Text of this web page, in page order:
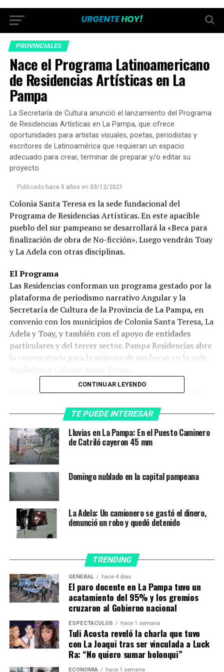
PROVINCIALES
Nace el Programa Latinoamericano
de Residencias Artísticas en La
Pampa
La Secretaría de Cultura anunció el lanzamiento del Programa
de Residencias Artísticas en La Pampa, que ofrece
oportunidades para artistas visuales, poetas, periodistas y
escritores de Latinoamérica que requieran un espacio
adecuado para crear, terminar de preparar y/o editar su
proyecto.
Publicado hace 5 años en 03/12/2021
Colonia Santa Teresa es la sede fundacional del
Programa de Residencias Artísticas. En este apacible
pueblo del sur pampeano se desarrollará la «Beca para
finalización de obra de No-ficción». Luego vendrán Toay
y La Adela con otras disciplinas.
El Programa
Las Residencias conforman un programa gestado por la
plataforma de periodismo narrativo Angular y la
Secretaría de Cultura de la Provincia de La Pampa, en
convenio con los municipios de Colonia Santa Teresa, La
Adela y Toay, y también con el apoyo de entidades
particulares y del tercer sector. Pampa Residencias abre
la convocatoria para la primera de sus becas en la sede
Residencia para finalización de obra de no-ficción.
podrá llevarse a cabo entre los meses de abril de 2022 y
junio de 2022. Periodistas, comunicadores sociales,
documentalistas y escritores pueden postular en
cualquiera de las convocatorias anuales que abre Pampa
Residencias.
Las solicitudes son evaluadas por un comité
especializado (que se dará a conocer en las aperturas de
las convocatorias y por los canales oficiales de
comunicación de Angular, la Secretaría de Cultura y los
municipios). Cada aplicación se juzgará por la calidad del
trabajo presentado.
autores latinoamericanos con residencia en
Latinoamérica.
¿Por qué las Residencias?
Este tipo de espacios permiten la aproximación a la
distracciones habituales. El entorno ofrece un marco de
soledad y silencio confortable, ideal para la
concentración, lectura, redacción y edición de textos.
La intención es por un lado que Colonia Santa Teresa
CONTINUAR LEYENDO
TE PUEDE INTERESAR
Lluvias en La Pampa: En el Puesto Caminero
de Catriló cayeron 45 mm
Domingo nublado en la capital pampeana
La Adela: Un camionero se gastó el dinero,
denunció un robo y quedó detenido
TRENDING
GENERAL hace 4 días
El paro docente en La Pampa tuvo un
acatamiento del 95% y los gremios
cruzaron al Gobierno nacional
ESPECTÁCULOS hace 1 semana
Tuli Acosta reveló la charla que tuvo
con La Joaqui tras ser vinculada a Luck
Ra: “No quiero sumar bolonqui”
ECONOMÍA hace 1 semana